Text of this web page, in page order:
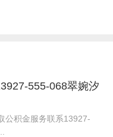
555-068翠婉汐
公积金服务联系13927-